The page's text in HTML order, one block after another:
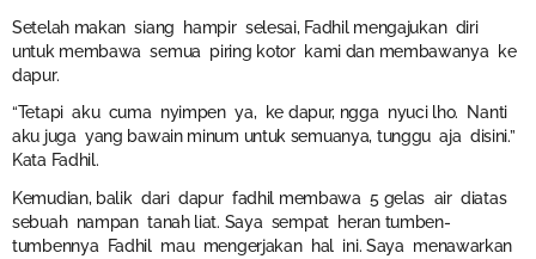
Setelah makan siang hampir selesai, Fadhil mengajukan diri
untuk membawa semua piring kotor kami dan membawanya ke
dapur.
“Tetapi aku cuma nyimpen ya, ke dapur, ngga nyuci lho. Nanti
aku juga yang bawain minum untuk semuanya, tunggu aja disini.”
Kata Fadhil.
Kemudian, balik dari dapur fadhil membawa 5 gelas air diatas
sebuah nampan tanah liat. Saya sempat heran tumben-
tumbennya Fadhil mau mengerjakan hal ini. Saya menawarkan